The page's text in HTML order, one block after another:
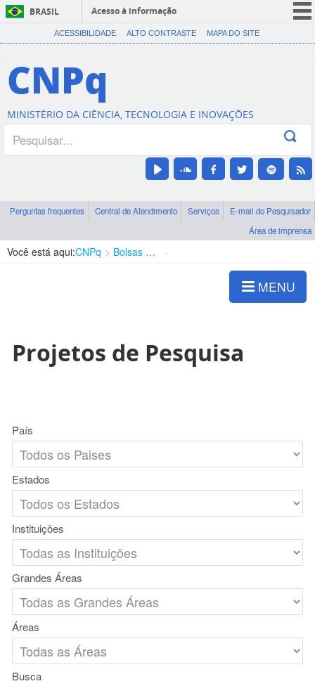
BRASIL
Acesso à informação
CORONAVÍRUS (COVID-19)
Canais
ACESSIBILIDADE ALTO CONTRASTE MAPA DO SITE
CNPq
MINISTÉRIO DA CIÊNCIA, TECNOLOGIA E INOVAÇÕES
Perguntas frequentes Central de Atendimento Serviços
E-mail do Pesquisador
Área de imprensa
Você está aqui:CNPq Bolsas e Auxílios Vigentes
MENU
Projetos de Pesquisa
País
Estados
Instituições
Grandes Áreas
Áreas
Busca